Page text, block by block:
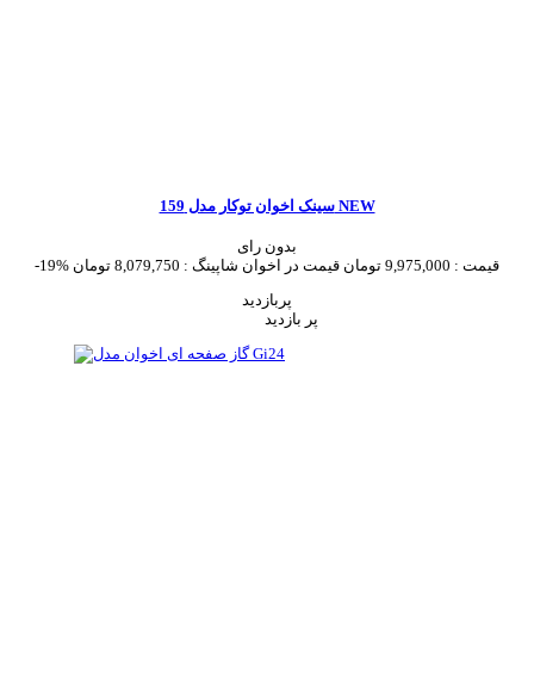
سینک اخوان توکار مدل 159 NEW
بدون رای
-19%
قیمت : 9,975,000 تومان قیمت در اخوان شاپینگ : 8,079,750 تومان
پربازدید
پر بازدید